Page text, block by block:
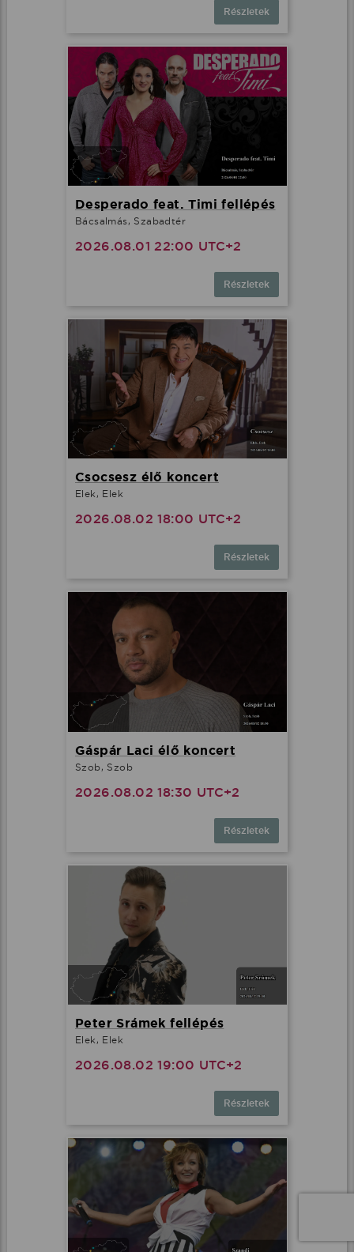
Részletek
Desperado feat. Timi fellépés
Bácsalmás, Szabadtér
2026.08.01 22:00 UTC+2
Részletek
Csocsesz élő koncert
Elek, Elek
2026.08.02 18:00 UTC+2
Részletek
Gáspár Laci élő koncert
Szob, Szob
2026.08.02 18:30 UTC+2
Részletek
Peter Srámek fellépés
Elek, Elek
2026.08.02 19:00 UTC+2
Részletek